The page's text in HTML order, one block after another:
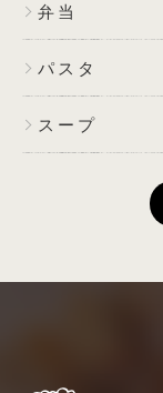
弁当
パスタ
スープ